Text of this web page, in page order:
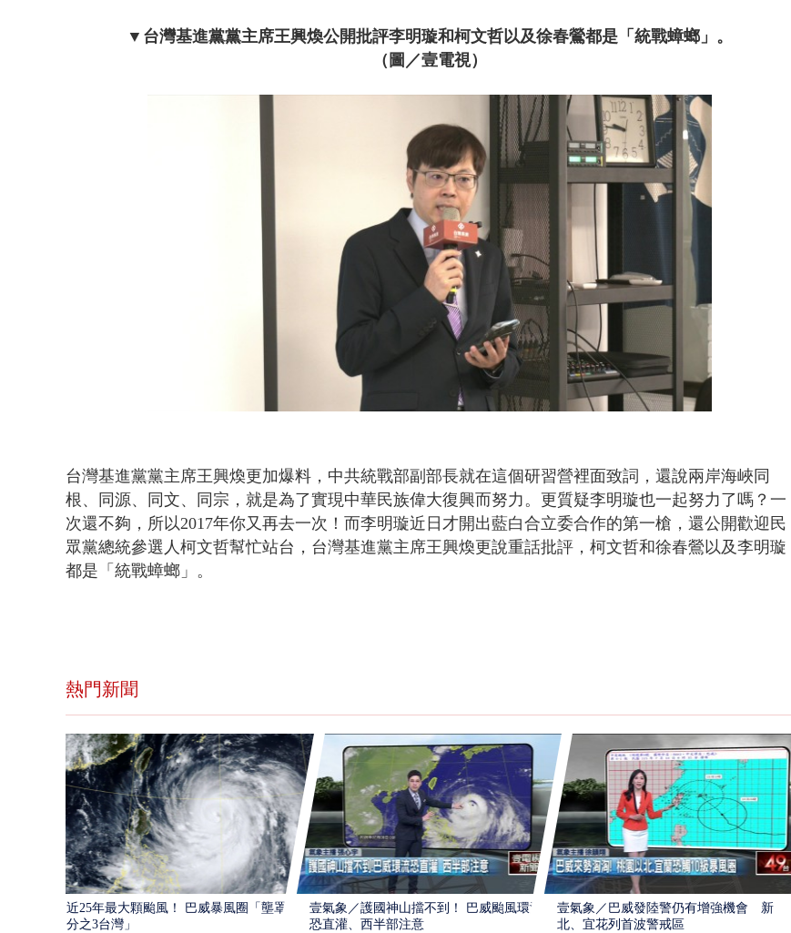
▼台灣基進黨黨主席王興煥公開批評李明璇和柯文哲以及徐春鶯都是「統戰蟑螂」。
（圖／壹電視）
台灣基進黨黨主席王興煥更加爆料，中共統戰部副部長就在這個研習營裡面致詞，還說兩岸海峽同
根、同源、同文、同宗，就是為了實現中華民族偉大復興而努力。更質疑李明璇也一起努力了嗎？一
次還不夠，所以2017年你又再去一次！而李明璇近日才開出藍白合立委合作的第一槍，還公開歡迎民
眾黨總統參選人柯文哲幫忙站台，台灣基進黨主席王興煥更說重話批評，柯文哲和徐春鶯以及李明璇
都是「統戰蟑螂」。
熱門新聞
近25年最大顆颱風！ 巴威暴風圈「壟罩4
分之3台灣」
壹氣象／護國神山擋不到！ 巴威颱風環流
恐直灌、西半部注意
壹氣象／巴威發陸警仍有增強機會 新
北、宜花列首波警戒區